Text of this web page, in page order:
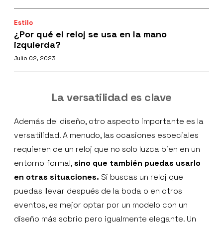
Estilo
¿Por qué el reloj se usa en la mano
izquierda?
Julio 02, 2023
La versatilidad es clave
Además del diseño, otro aspecto importante es la
versatilidad. A menudo, las ocasiones especiales
requieren de un reloj que no solo luzca bien en un
entorno formal,sino que también puedas usarlo
en otras situaciones. Si buscas un reloj que
puedas llevar después de la boda o en otros
eventos, es mejor optar por un modelo con un
diseño más sobrio pero igualmente elegante. Un